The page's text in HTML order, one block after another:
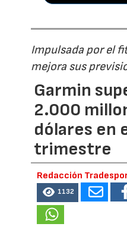
Impulsada por el
mejora sus
Garmin
2.000
dólares en
trimestre
Redacción
1132